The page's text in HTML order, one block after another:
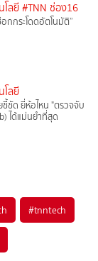
โลยี #TNN ช่อง16
กกระโดดอัตโนมัติ”
โลยี
ชัด ยี่ห้อไหน "ตรวจจับ
ได้แม่นยำที่สุด
#tnntech